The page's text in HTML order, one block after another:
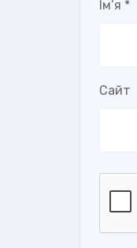
Ім’я *
Сайт